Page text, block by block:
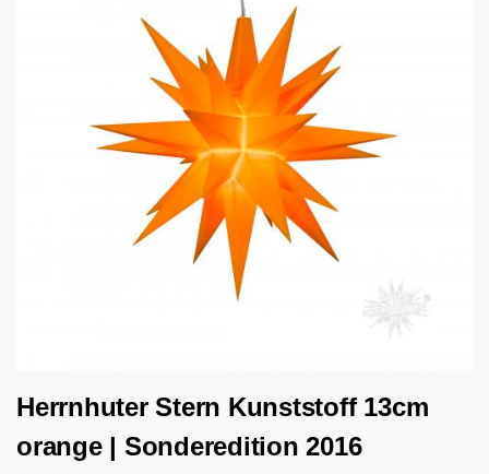
Herrnhuter Stern Kunststoff 13cm
orange | Sonderedition 2016